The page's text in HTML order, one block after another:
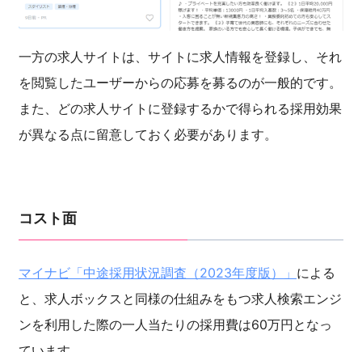
一方の求人サイトは、サイトに求人情報を登録し、それ
を閲覧したユーザーからの応募を募るのが一般的です。
また、どの求人サイトに登録するかで得られる採用効果
が異なる点に留意しておく必要があります。
コスト面
マイナビ「中途採用状況調査（2023年度版）」 による
と、求人ボックスと同様の仕組みをもつ求人検索エンジ
ンを利用した際の一人当たりの採用費は60万円となっ